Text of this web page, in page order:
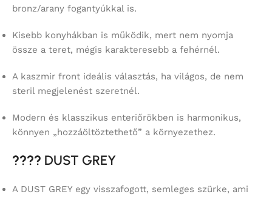
bronz/arany fogantyúkkal is.
Kisebb konyhákban is működik, mert nem nyomja
össze a teret, mégis karakteresebb a fehérnél.
A kaszmir front ideális választás, ha világos, de nem
steril megjelenést szeretnél.
Modern és klasszikus enteriőrökben is harmonikus,
könnyen „hozzáöltöztethető” a környezethez.
???? DUST GREY
A DUST GREY egy visszafogott, semleges szürke, ami